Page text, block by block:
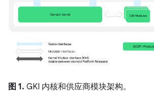
图 1. GKI 内核和供应商模块架构。